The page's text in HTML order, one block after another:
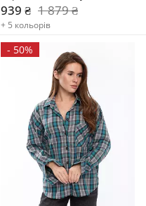
939 ₴ 1 879 ₴
+ 5 кольорів
- 50%